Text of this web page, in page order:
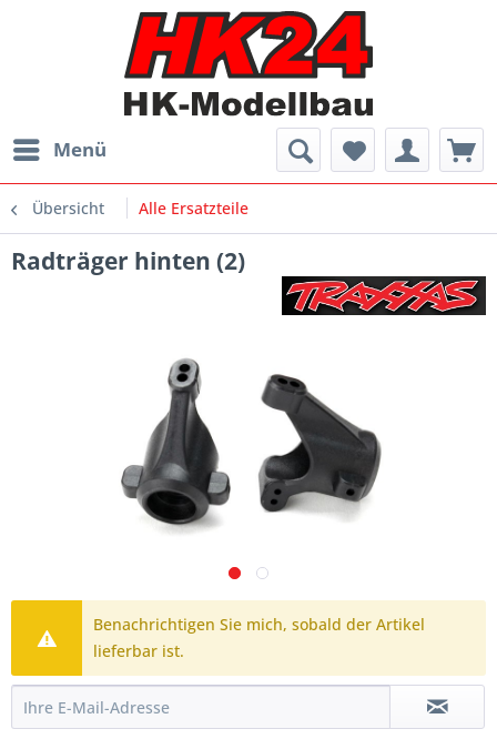
Menü
Übersicht Alle Ersatzteile
Radträger hinten (2)
Benachrichtigen Sie mich, sobald der Artikel
lieferbar ist.